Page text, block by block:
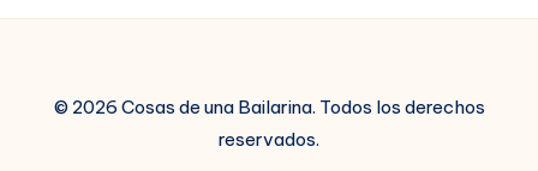
© 2026 Cosas de una Bailarina. Todos los derechos
reservados.